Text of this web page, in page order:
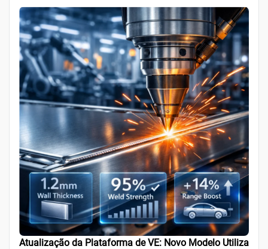
Atualização da Plataforma de VE: Novo Modelo Utiliza